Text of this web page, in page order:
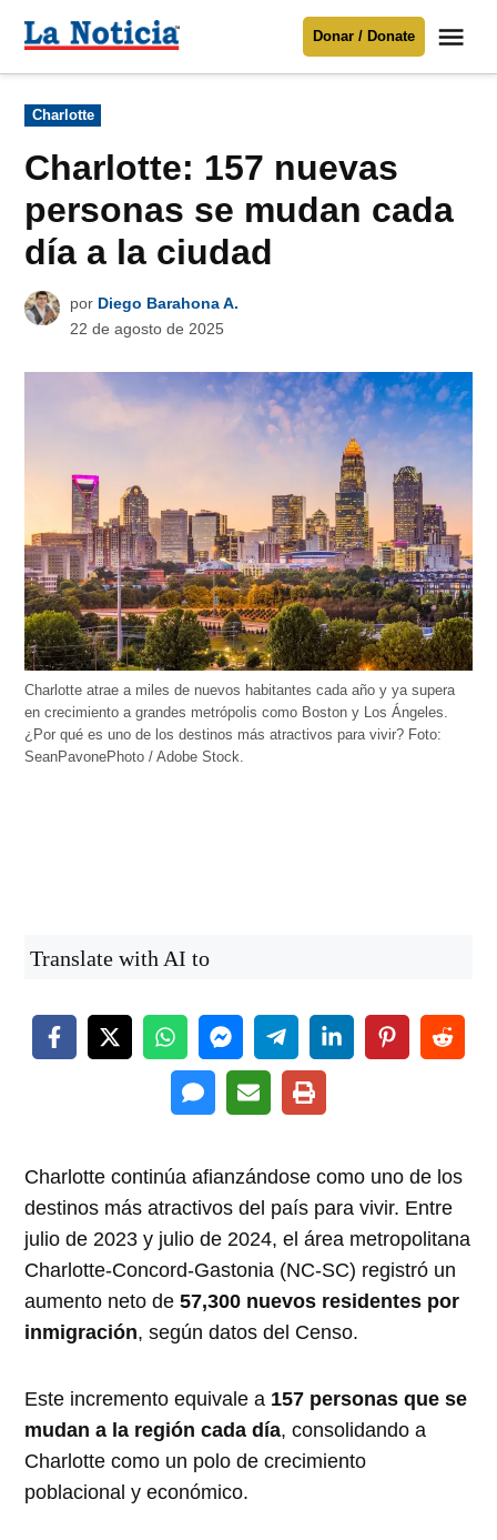
Para mantenerte informado necesitamos
Donar
contenido
Noticia
Donar / Donate
Publicado
en
Charlotte
Charlotte: 157 nuevas
personas se mudan cada
día a la ciudad
por Diego Barahona A.
22 de agosto de 2025
Charlotte atrae a miles de nuevos habitantes cada año y ya supera
en crecimiento a grandes metrópolis como Boston y Los Ángeles.
¿Por qué es uno de los destinos más atractivos para vivir? Foto:
SeanPavonePhoto / Adobe Stock.
Translate with AI to
Charlotte continúa afianzándose como uno de los
destinos más atractivos del país para vivir. Entre
julio de 2023 y julio de 2024, el área metropolitana
Charlotte-Concord-Gastonia (NC-SC) registró un
aumento neto de57,300 nuevos residentes por
inmigración, según datos del Censo.
Este incremento equivale a 157 personas que se
mudan a la región cada día, consolidando a
Charlotte como un polo de crecimiento
poblacional y económico.